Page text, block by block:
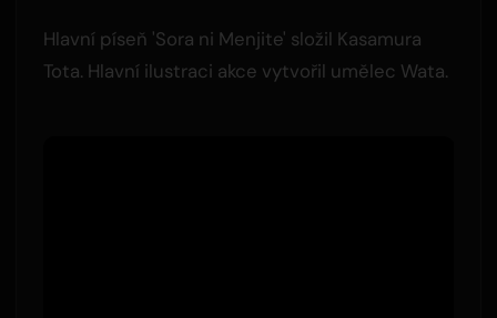
Hlavní píseň 'Sora ni Menjite' složil Kasamura
Tota. Hlavní ilustraci akce vytvořil umělec Wata.